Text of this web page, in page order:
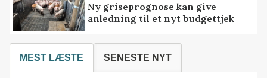
Ny griseprognose kan give
anledning til et nyt budgettjek
MEST LÆSTE SENESTE NYT